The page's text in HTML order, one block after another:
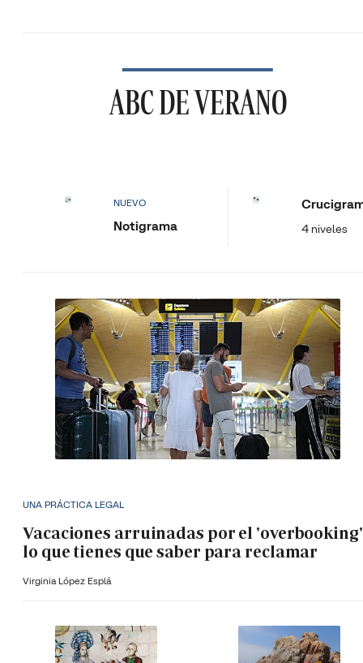
ABC DE VERANO
NUEVO
Notigrama 4 niveles
UNA PRÁCTICA LEGAL
Vacaciones arruinadas por el
lo que tienes que saber para reclamar
Virginia López Esplá